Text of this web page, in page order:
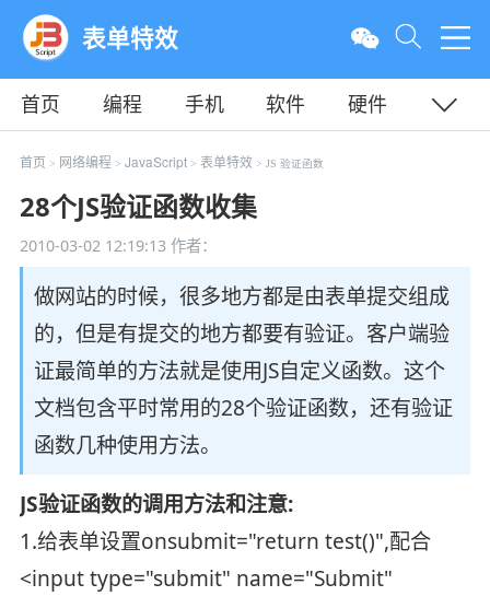
表单特效
首页 编程 手机 软件
硬件
教程
平面 服务器
首页 > 网络编程 > JavaScript> 表单特效 > JS 验证函数
28个JS验证函数收集
2010-03-02 12:19:13作者：
做网站的时候，很多地方都是由表单提交组成
的，但是有提交的地方都要有验证。客户端验
证最简单的方法就是使用JS自定义函数。这个
文档包含平时常用的28个验证函数，还有验证
函数几种使用方法。
JS验证函数的调用方法和注意:
1.给表单设置onsubmit="return test()",配合
<input type="submit" name="Submit"